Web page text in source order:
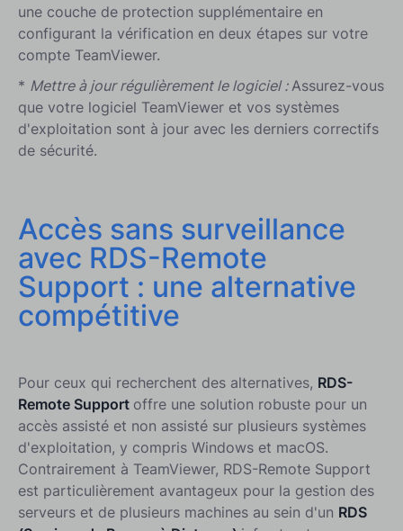
une couche de protection supplémentaire en
configurant la vérification en deux étapes sur votre
compte TeamViewer.
* Mettre à jour régulièrement le logiciel : Assurez-vous
que votre logiciel TeamViewer et vos systèmes
d'exploitation sont à jour avec les derniers correctifs
de sécurité.
Accès sans surveillance
avec RDS-Remote
Support : une alternative
compétitive
Pour ceux qui recherchent des alternatives, RDS-
Remote Support offre une solution robuste pour un
accès assisté et non assisté sur plusieurs systèmes
d'exploitation, y compris Windows et macOS.
Contrairement à TeamViewer, RDS-Remote Support
est particulièrement avantageux pour la gestion des
serveurs et de plusieurs machines au sein d'un RDS